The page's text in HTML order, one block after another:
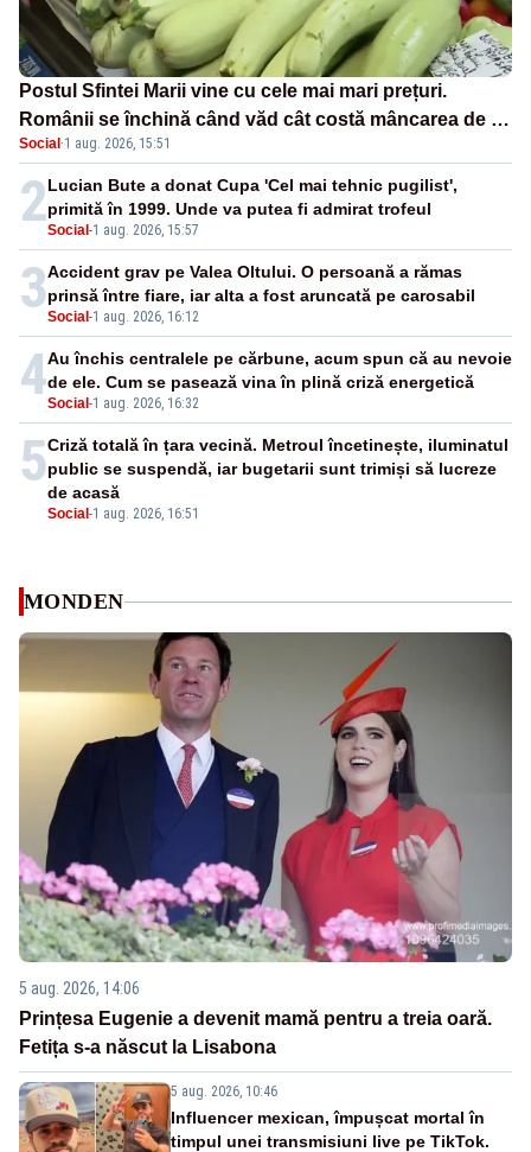
Postul Sfintei Marii vine cu cele mai mari prețuri.
Românii se închină când văd cât costă mâncarea de zi
cu zi
Social ·1 aug. 2026, 15:51
2Social -1 aug. 2026, 15:57
Lucian Bute a donat Cupa 'Cel mai tehnic pugilist',
primită în 1999. Unde va putea fi admirat trofeul
3Social -1 aug. 2026, 16:12
Accident grav pe Valea Oltului. O persoană a rămas
prinsă între fiare, iar alta a fost aruncată pe carosabil
4Social -1 aug. 2026, 16:32
Au închis centralele pe cărbune, acum spun că au nevoie
de ele. Cum se pasează vina în plină criză energetică
5
Social -1 aug. 2026, 16:51
Criză totală în țara vecină. Metroul încetinește, iluminatul
public se suspendă, iar bugetarii sunt trimiși să lucreze
de acasă
MONDEN
5 aug. 2026, 14:06
Prințesa Eugenie a devenit mamă pentru a treia oară.
Fetița s-a născut la Lisabona
5 aug. 2026, 10:46
Influencer mexican, împușcat mortal în
timpul unei transmisiuni live pe TikTok.